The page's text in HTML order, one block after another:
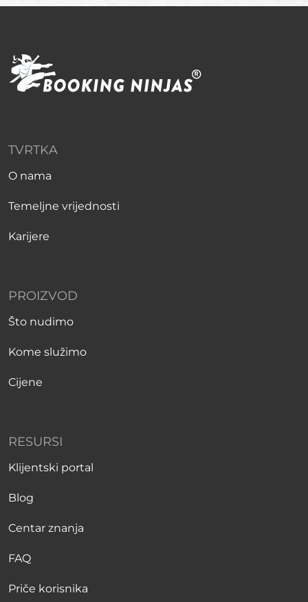
TVRTKA
O nama
Temeljne vrijednosti
Karijere
PROIZVOD
Što nudimo
Kome služimo
Cijene
RESURSI
Klijentski portal
Blog
Centar znanja
FAQ
Priče korisnika